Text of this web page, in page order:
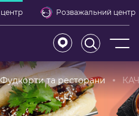
Розважальний центр
Фудкорти та ресторани